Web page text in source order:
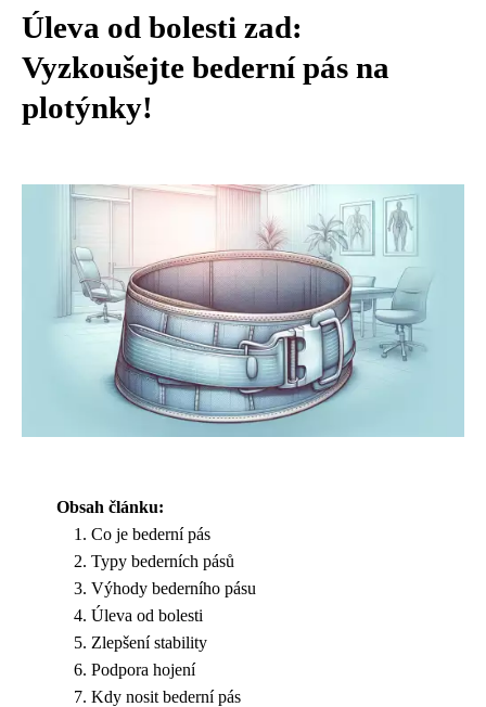
Úleva od bolesti zad:
Vyzkoušejte bederní pás na
plotýnky!
Obsah článku:
Co je bederní pás
Typy bederních pásů
Výhody bederního pásu
Úleva od bolesti
Zlepšení stability
Podpora hojení
Kdy nosit bederní pás